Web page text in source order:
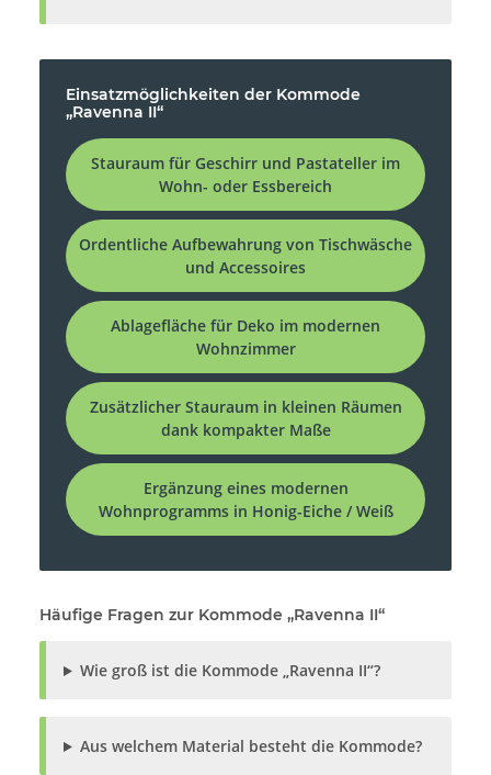
Einsatzmöglichkeiten der Kommode
„Ravenna II“
Stauraum für Geschirr und Pastateller im
Wohn- oder Essbereich
Ordentliche Aufbewahrung von Tischwäsche
und Accessoires
Ablagefläche für Deko im modernen
Wohnzimmer
Zusätzlicher Stauraum in kleinen Räumen
dank kompakter Maße
Ergänzung eines modernen
Wohnprogramms in Honig-Eiche / Weiß
Häufige Fragen zur Kommode „Ravenna II“
Wie groß ist die Kommode „Ravenna II“?
Aus welchem Material besteht die Kommode?